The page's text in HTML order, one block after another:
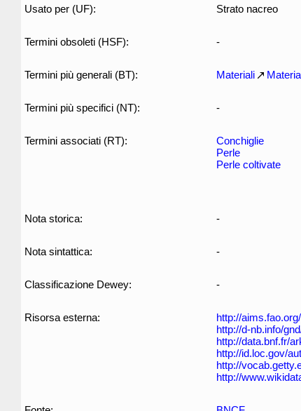
Usato per (UF): Strato nacreo
Termini obsoleti (HSF): -
Termini più generali (BT): Materiali Materia
Termini più specifici (NT): -
Termini associati (RT):
Conchiglie
Perle
Perle coltivate
Nota storica: -
Nota sintattica: -
Classificazione Dewey: -
Risorsa esterna:
http://
http://d-nb.info/
http://data.bnf.fr/
http://id.loc.gov/
http://
http://